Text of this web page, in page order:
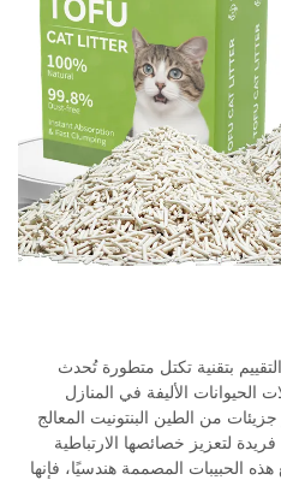
بتقنية تكتل متطورة تُحدث
الحيوانات الأليفة في المنازل
من الطين البنتونيت المعالج
لتعزيز خصائصها الارتباطية
الحبيبات المصممة هندسيًا، فإنها